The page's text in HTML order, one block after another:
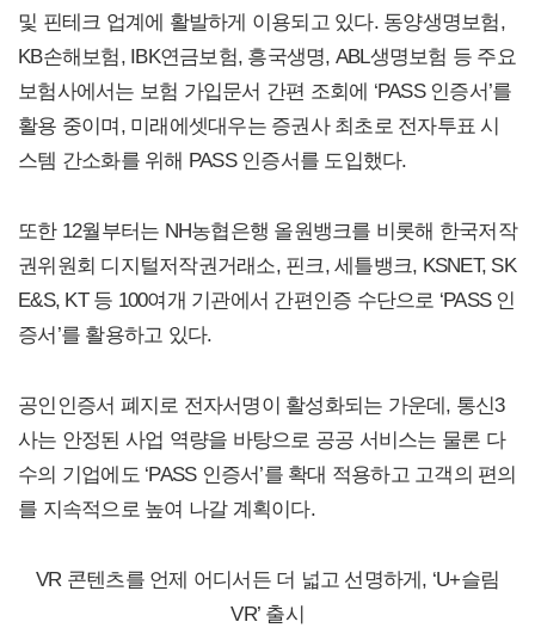
및 핀테크 업계에 활발하게 이용되고 있다. 동양생명보험,
KB손해보험, IBK연금보험, 흥국생명, ABL생명보험 등 주요
보험사에서는 보험 가입문서 간편 조회에 ‘PASS 인증서’를
활용 중이며, 미래에셋대우는 증권사 최초로 전자투표 시
스템 간소화를 위해 PASS 인증서를 도입했다.
또한 12월부터는 NH농협은행 올원뱅크를 비롯해 한국저작
권위원회 디지털저작권거래소, 핀크, 세틀뱅크, KSNET, SK
E&S, KT 등 100여개 기관에서 간편인증 수단으로 ‘PASS 인
증서’를 활용하고 있다.
공인인증서 폐지로 전자서명이 활성화되는 가운데, 통신3
사는 안정된 사업 역량을 바탕으로 공공 서비스는 물론 다
수의 기업에도 ‘PASS 인증서’를 확대 적용하고 고객의 편의
를 지속적으로 높여 나갈 계획이다.
VR 콘텐츠를 언제 어디서든 더 넓고 선명하게, ‘U+슬림
VR’ 출시